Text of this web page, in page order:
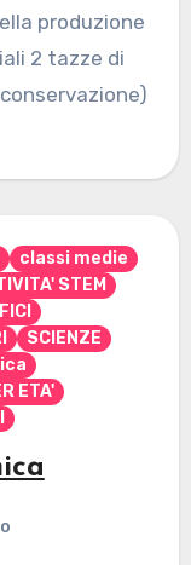
produzione
2 tazze di
classi medie
STEM
SCIENZE
ETA'